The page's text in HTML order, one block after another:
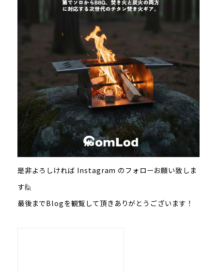
是非よろしければ Instagram のフォローお願い致しま
す🙋
最後までBlogを観覧して頂きありがとうございます！